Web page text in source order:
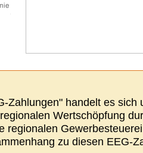
Zahlungen" handelt es sich
Wertschöpfung
regionalen
zu diesen EEG-